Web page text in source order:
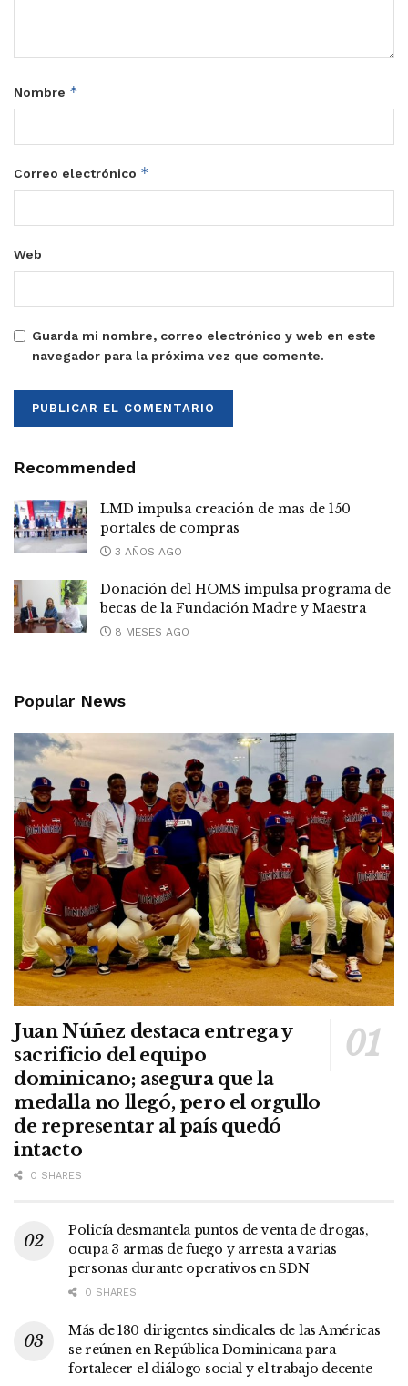
Nombre *
Correo electrónico *
Web
Guarda mi nombre, correo electrónico y web en este
navegador para la próxima vez que comente.
Recommended
LMD impulsa creación de mas de 150
portales de compras
3 AÑOS AGO
Donación del HOMS impulsa programa de
becas de la Fundación Madre y Maestra
8 MESES AGO
Popular News
Juan Núñez destaca entrega y
sacrificio del equipo
dominicano; asegura que la
medalla no llegó, pero el orgullo
de representar al país quedó
intacto
0 SHARES
Policía desmantela puntos de venta de drogas,
ocupa 3 armas de fuego y arresta a varias
personas durante operativos en SDN
0 SHARES
Más de 180 dirigentes sindicales de las Américas
se reúnen en República Dominicana para
fortalecer el diálogo social y el trabajo decente